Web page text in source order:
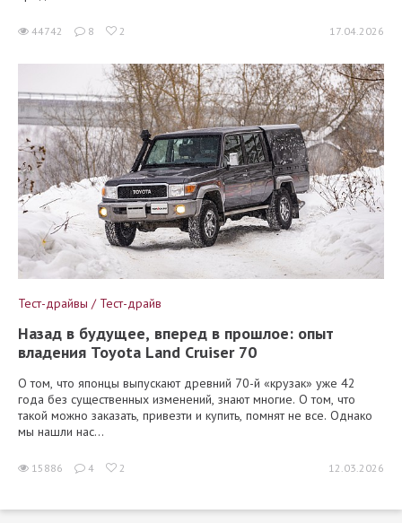
44742 8 2 17.04.2026
Тест-драйвы / Тест-драйв
Назад в будущее, вперед в прошлое: опыт
владения Toyota Land Cruiser 70
О том, что японцы выпускают древний 70-й «крузак» уже 42
года без существенных изменений, знают многие. О том, что
такой можно заказать, привезти и купить, помнят не все. Однако
мы нашли нас...
15886 4 2 12.03.2026